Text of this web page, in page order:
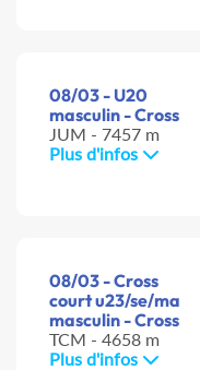
08/03 - U20
masculin - Cross
JUM - 7457 m
Plus d'infos
08/03 - Cross
court u23/se/ma
masculin - Cross
TCM - 4658 m
Plus d'infos